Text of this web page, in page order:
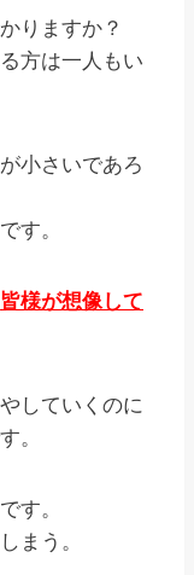
りますか？
方は一人もい
小さいであろ
す。
皆様が想像して
していくのに
。
す。
まう。